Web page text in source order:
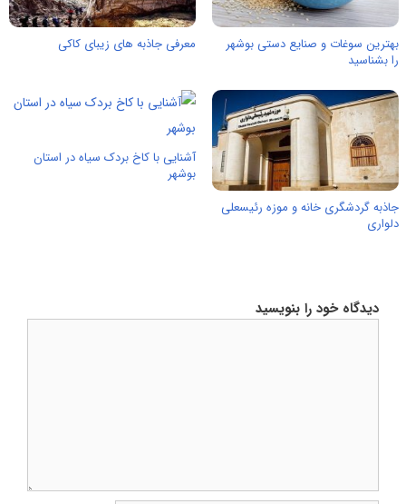
بهترین سوغات و صنایع دستی بوشهر
را بشناسید
معرفی جاذبه های زیبای کاکی
جاذبه گردشگری خانه و موزه رئیسعلی
دلواری
آشنایی با کاخ بردک سیاه در استان
بوشهر
دیدگاه خود را بنویسید